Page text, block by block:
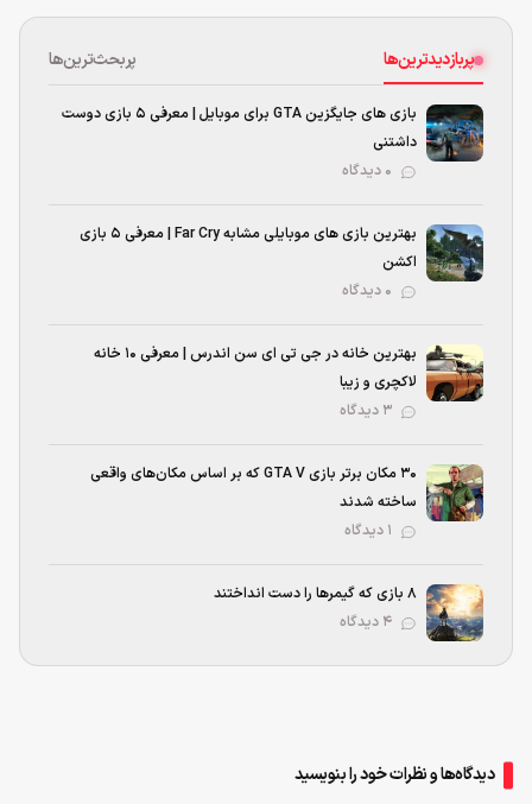
پربازدیدترین‌ها پربحث‌ترین‌ها
بازی های جایگزین GTA برای موبایل | معرفی ۵ بازی دوست
داشتنی
بهترین بازی‌ های موبایلی مشابه Far Cry | معرفی ۵ بازی
اکشن
بهترین خانه در جی تی ای سن اندرس | معرفی ۱۰ خانه
لاکچری و زیبا
۳۰ مکان برتر بازی GTA V که بر اساس مکان‌های واقعی
ساخته شدند
۸ بازی که گیمرها را دست انداختند
دیدگاه‌ها و نظرات خود را بنویسید